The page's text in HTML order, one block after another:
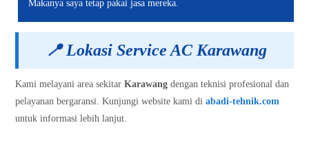
Makanya saya tetap pakai jasa mereka.
📍 Lokasi Service AC Karawang
Kami melayani area sekitarKarawangdengan teknisi profesional dan
pelayanan bergaransi. Kunjungi website kami diabadi-tehnik.com
untuk informasi lebih lanjut.